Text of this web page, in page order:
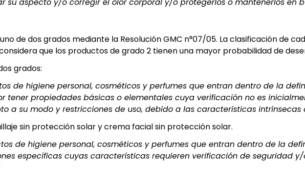
de dos grados mediante la Resolución GMC n°07/05. La clasificación de
que los productos de grado 2 tienen una mayor probabilidad de
grados:
de higiene personal, cosméticos y perfumes que entran dentro de la
tener propiedades básicas o elementales cuya verificación no es
a su modo y restricciones de uso, debido a las características intrínsecas
sin protección solar y crema facial sin protección solar.
de higiene personal, cosméticos y perfumes que entran dentro de la
específicas cuyas características requieren verificación de seguridad